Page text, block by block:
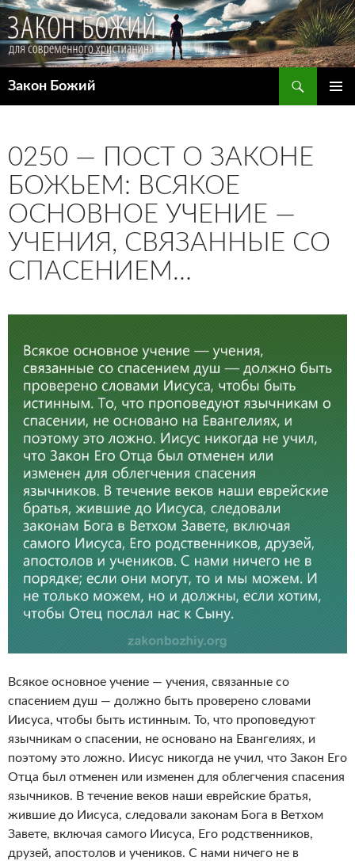
Закон Божий
0250 — ПОСТ О ЗАКОНЕ
БОЖЬЕМ: ВСЯКОЕ
ОСНОВНОЕ УЧЕНИЕ —
УЧЕНИЯ, СВЯЗАННЫЕ СО
СПАСЕНИЕМ…
Всякое основное учение — учения, связанные со
спасением душ — должно быть проверено словами
Иисуса, чтобы быть истинным. То, что проповедуют
язычникам о спасении, не основано на Евангелиях, и
поэтому это ложно. Иисус никогда не учил, что Закон Его
Отца был отменен или изменен для облегчения спасения
язычников. В течение веков наши еврейские братья,
жившие до Иисуса, следовали законам Бога в Ветхом
Завете, включая самого Иисуса, Его родственников,
друзей, апостолов и учеников. С нами ничего не в